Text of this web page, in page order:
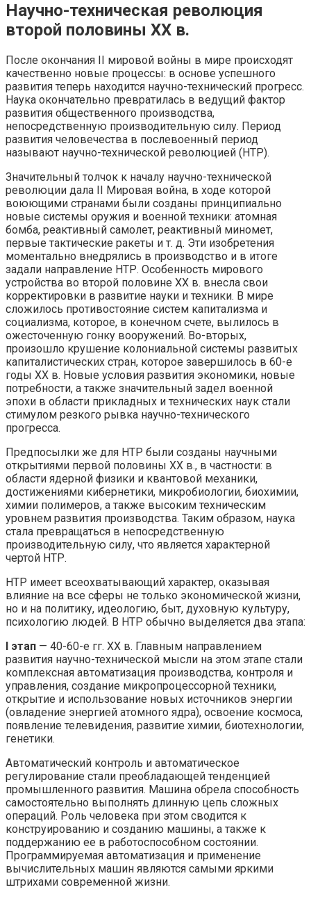
Научно-техническая революция
второй половины ХХ в.
После окончания II мировой войны в мире происходят
качественно новые процессы: в основе успешного
развития теперь находится научно-технический прогресс.
Наука окончательно превратилась в ведущий фактор
развития общественного производства,
непосредственную производительную силу. Период
развития человечества в послевоенный период
называют научно-технической революцией (НТР).
Значительный толчок к началу научно-технической
революции дала II Мировая война, в ходе которой
воюющими странами были созданы принципиально
новые системы оружия и военной техники: атомная
бомба, реактивный самолет, реактивный миномет,
первые тактические ракеты и т. д. Эти изобретения
моментально внедрялись в производство и в итоге
задали направление НТР. Особенность мирового
устройства во второй половине ХХ в. внесла свои
корректировки в развитие науки и техники. В мире
сложилось противостояние систем капитализма и
социализма, которое, в конечном счете, вылилось в
ожесточенную гонку вооружений. Во-вторых,
произошло крушение колониальной системы развитых
капиталистических стран, которое завершилось в 60-е
годы ХХ в. Новые условия развития экономики, новые
потребности, а также значительный задел военной
эпохи в области прикладных и технических наук стали
стимулом резкого рывка научно-технического
прогресса.
Предпосылки же для НТР были созданы научными
открытиями первой половины XX в., в частности: в
области ядерной физики и квантовой механики,
достижениями кибернетики, микробиологии, биохимии,
химии полимеров, а также высоким техническим
уровнем развития производства. Таким образом, наука
стала превращаться в непосредственную
производительную силу, что является характерной
чертой НТР.
НТР имеет всеохватывающий характер, оказывая
влияние на все сферы не только экономической жизни,
но и на политику, идеологию, быт, духовную культуру,
психологию людей. В НТР обычно выделяется два этапа:
I этап — 40-60-е гг. ХХ в. Главным направлением
развития научно-технической мысли на этом этапе стали
комплексная автоматизация производства, контроля и
управления, создание микропроцессорной техники,
открытие и использование новых источников энергии
(овладение энергией атомного ядра), освоение космоса,
появление телевидения, развитие химии, биотехнологии,
генетики.
Автоматический контроль и автоматическое
регулирование стали преобладающей тенденцией
промышленного развития. Машина обрела способность
самостоятельно выполнять длинную цепь сложных
операций. Роль человека при этом сводится к
конструированию и созданию машины, а также к
поддержанию ее в работоспособном состоянии.
Программируемая автоматизация и применение
вычислительных машин являются самыми яркими
штрихами современной жизни.